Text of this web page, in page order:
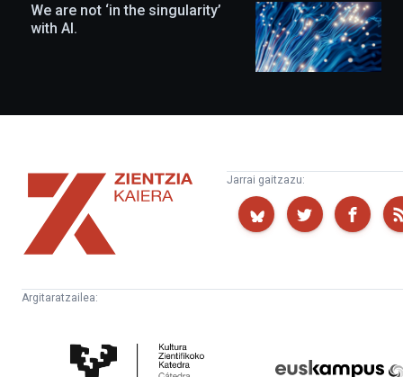
We are not ‘in the singularity’
with AI.
Zientzia
Kaiera
Jarrai gaitzazu:
Argitaratzailea:
Zientifikoko
Katedra